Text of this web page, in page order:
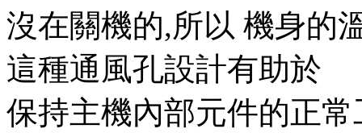
沒在關機的,所以 機身的
這種通風孔設計有助於
保持主機內部元件的正